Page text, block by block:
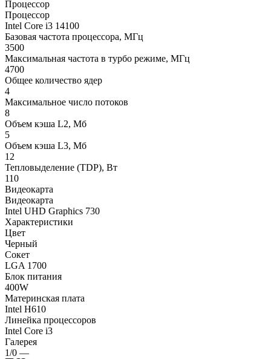
Процессор
Процессор
Intel Core i3 14100
Базовая частота процессора, МГц
3500
Максимальная частота в турбо режиме, МГц
4700
Общее количество ядер
4
Максимальное число потоков
8
Объем кэша L2, Мб
5
Объем кэша L3, Мб
12
Тепловыделение (TDP), Вт
110
Видеокарта
Видеокарта
Intel UHD Graphics 730
Характеристики
Цвет
Черный
Сокет
LGA 1700
Блок питания
400W
Материнская плата
Intel H610
Линейка процессоров
Intel Core i3
Галерея
1/0 —